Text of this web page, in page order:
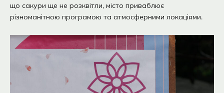
що сакури ще не розквітли, місто приваблює
різноманітною програмою та атмосферними локаціями.